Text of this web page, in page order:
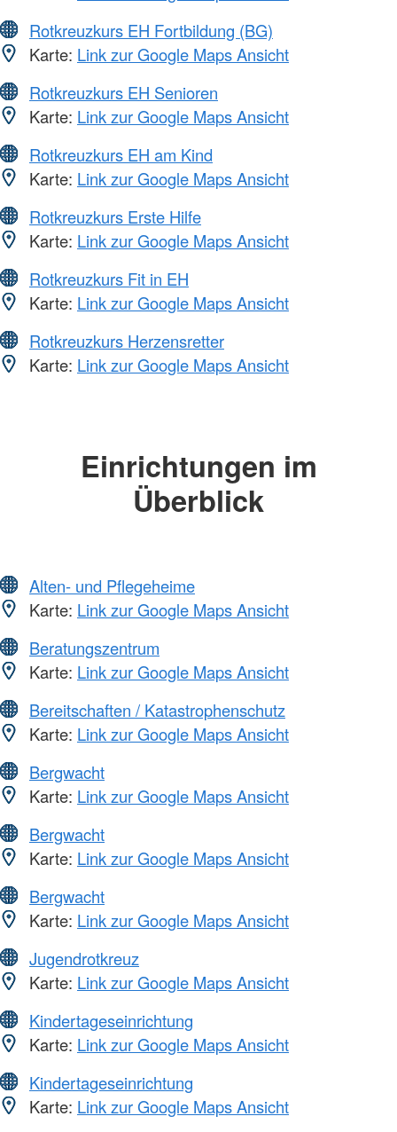
Rotkreuzkurs EH Fortbildung (BG)
Karte: Link zur Google Maps Ansicht
Rotkreuzkurs EH Senioren
Karte: Link zur Google Maps Ansicht
Rotkreuzkurs EH am Kind
Karte: Link zur Google Maps Ansicht
Rotkreuzkurs Erste Hilfe
Karte: Link zur Google Maps Ansicht
Rotkreuzkurs Fit in EH
Karte: Link zur Google Maps Ansicht
Rotkreuzkurs Herzensretter
Karte: Link zur Google Maps Ansicht
Einrichtungen im
Überblick
Alten- und Pflegeheime
Karte: Link zur Google Maps Ansicht
Beratungszentrum
Karte: Link zur Google Maps Ansicht
Bereitschaften / Katastrophenschutz
Karte: Link zur Google Maps Ansicht
Bergwacht
Karte: Link zur Google Maps Ansicht
Bergwacht
Karte: Link zur Google Maps Ansicht
Bergwacht
Karte: Link zur Google Maps Ansicht
Jugendrotkreuz
Karte: Link zur Google Maps Ansicht
Kindertageseinrichtung
Karte: Link zur Google Maps Ansicht
Kindertageseinrichtung
Karte: Link zur Google Maps Ansicht